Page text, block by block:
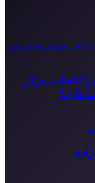
انتخاب مرکز
دارد؟